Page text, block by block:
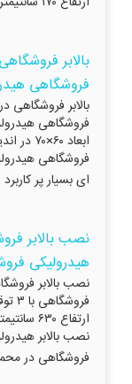
بالابر
فروشگاهی
بالابر فروشگاهی
ابعاد
فروشگاهی
ای بسیار پر
نصب بالابر
هیدرولیکی
نصب بالابر
ارتفاع
نصب بالابر
فروشگاهی در